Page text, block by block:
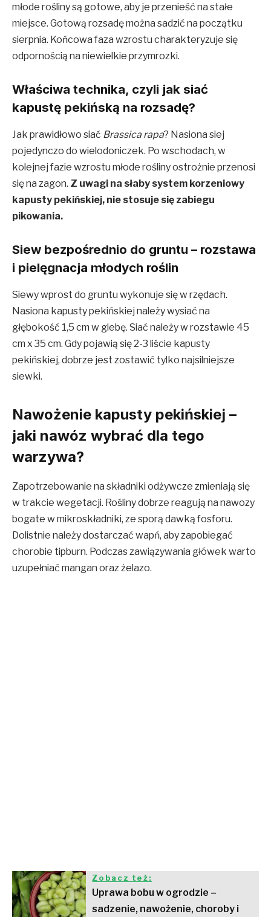
młode rośliny są gotowe, aby je przenieść na stałe
miejsce. Gotową rozsadę można sadzić na początku
sierpnia. Końcowa faza wzrostu charakteryzuje się
odpornością na niewielkie przymrozki.
Właściwa technika, czyli jak siać
kapustę pekińską na rozsadę?
Jak prawidłowo siać Brassica rapa? Nasiona siej
pojedynczo do wielodoniczek. Po wschodach, w
kolejnej fazie wzrostu młode rośliny ostrożnie przenosi
się na zagon. Z uwagi na słaby system korzeniowy
kapusty pekińskiej, nie stosuje się zabiegu
pikowania.
Siew bezpośrednio do gruntu – rozstawa
i pielęgnacja młodych roślin
Siewy wprost do gruntu wykonuje się w rzędach.
Nasiona kapusty pekińskiej należy wysiać na
głębokość 1,5 cm w glebę. Siać należy w rozstawie 45
cm x 35 cm. Gdy pojawią się 2-3 liście kapusty
pekińskiej, dobrze jest zostawić tylko najsilniejsze
siewki.
Nawożenie kapusty pekińskiej –
jaki nawóz wybrać dla tego
warzywa?
Zapotrzebowanie na składniki odżywcze zmieniają się
w trakcie wegetacji. Rośliny dobrze reagują na nawozy
bogate w mikroskładniki, ze sporą dawką fosforu.
Dolistnie należy dostarczać wapń, aby zapobiegać
chorobie tipburn. Podczas zawiązywania główek warto
uzupełniać mangan oraz żelazo.
Zobacz też:
Uprawa bobu w ogrodzie –
sadzenie, nawożenie, choroby i